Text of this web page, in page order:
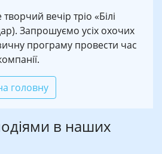
вечір тріо «Білі
Запрошуємо усіх охочих
програму провести час
головну
в наших